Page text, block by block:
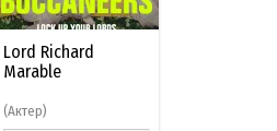
Lord Richard
Marable
(Актер)